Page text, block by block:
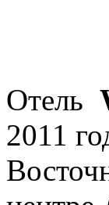
Отель
2011